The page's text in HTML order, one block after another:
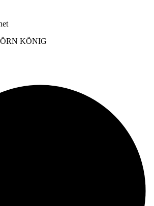
KÖNIG